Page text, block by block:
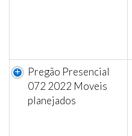
Pregão Presencial
072 2022 Moveis
planejados